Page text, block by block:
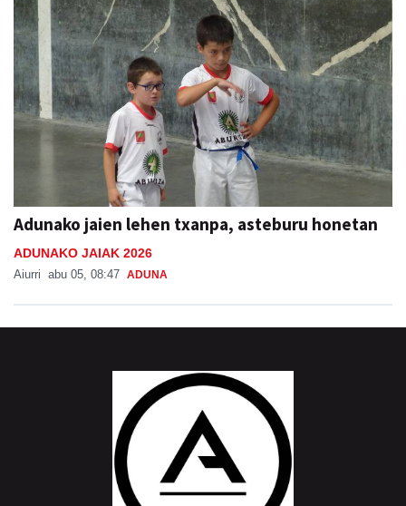
Adunako jaien lehen txanpa, asteburu honetan
ADUNAKO JAIAK 2026
Aiurri abu 05, 08:47 ADUNA